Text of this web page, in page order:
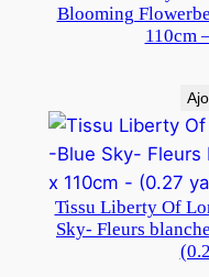
Blooming
110cm
Tissu Liberty Of
Sky- Fleurs